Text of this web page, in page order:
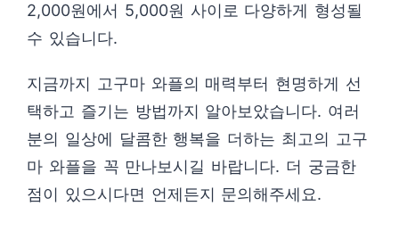
2,000원에서 5,000원 사이로 다양하게 형성될
수 있습니다.
지금까지 고구마 와플의 매력부터 현명하게 선
택하고 즐기는 방법까지 알아보았습니다. 여러
분의 일상에 달콤한 행복을 더하는 최고의 고구
마 와플을 꼭 만나보시길 바랍니다. 더 궁금한
점이 있으시다면 언제든지 문의해주세요.